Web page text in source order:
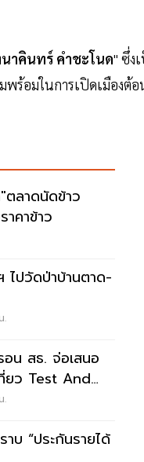
นาคินทร์ คำชะโนด" ซึ่ง
พร้อมในการเปิดเมืองต้
ลาดนัดข้าว
คาข้าว
ไปวัดป่าบ้านตาด-
.
อน สธ. จ่อเสนอ
ยว Test And
.
บ “ประกันรายได้